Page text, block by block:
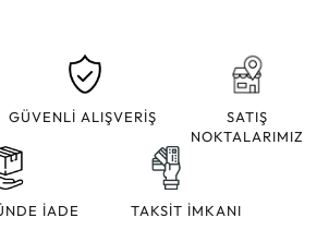
GÜVENLİ ALIŞVERİŞ
SATIŞ
NOKTALARIMIZ
İADE TAKSİT İMKANI